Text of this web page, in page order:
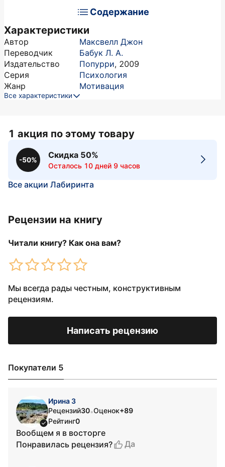
Содержание
Характеристики
Автор
Максвелл Джон
Переводчик
Бабук Л. А.
Издательство
Попурри, 2009
Серия
Психология
Жанр
Мотивация
Все характеристики
1 акция по этому товару
-50%
Скидка 50%
Осталось 10 дней 9 часов
Все акции Лабиринта
Рецензии на книгу
Читали книгу? Как она вам?
Мы всегда рады честным, конструктивным
рецензиям.
Написать рецензию
Покупатели 5
Ирина З
Рецензий30•Оценок+89
Рейтинг0
Вообщем я в восторге
Понравилась рецензия?
Да